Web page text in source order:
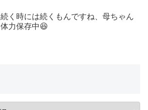
続く時には続くもんですね、母ちゃん
体力保存中😆